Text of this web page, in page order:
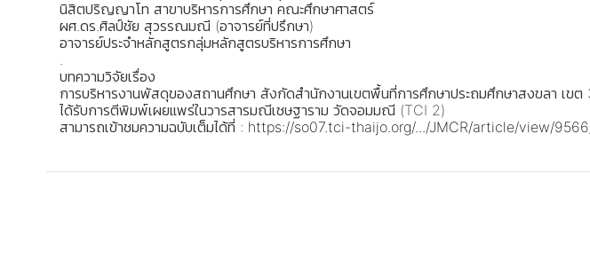
นิสิตปริญญาโท สาขาบริหารการศึกษา คณะศึกษาศาสตร์
ผศ.ดร.ศิลป์ชัย สุวรรณมณี (อาจารย์ที่ปรึกษา)
อาจารย์ประจำหลักสูตรกลุ่มหลักสูตรบริหารการศึกษา
.
บทความวิจัยเรื่อง
การบริหารงานพัสดุของสถานศึกษา สังกัดสำนักงานเขตพื้นที่การศึกษาประถมศึกษาสงขลา เขต
ได้รับการตีพิมพ์เผยแพร่ในวารสารมณีเชษฐาราม วัดจอมมณี (TCI 2)
สามารถเข้าชมความฉบับเต็มได้ที่ : https://so07.tci-thaijo.org/.../JMCR/article/view/